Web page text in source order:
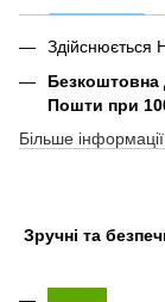
Безкоштовна
Пошти при
Більше
Зручні та